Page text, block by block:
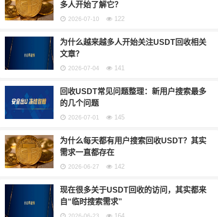
多人开始了解它？
2026-07-10 122
为什么越来越多人开始关注USDT回收相关
文章？
2026-07-04 141
回收USDT常见问题整理：新用户搜索最多
的几个问题
2026-07-01 145
为什么每天都有用户搜索回收USDT？其实
需求一直都存在
2026-06-27 142
现在很多关于USDT回收的访问，其实都来
自“临时搜索需求”